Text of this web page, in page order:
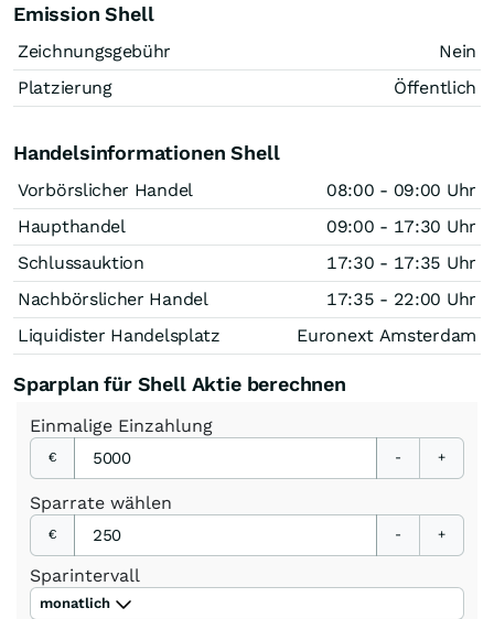
Emission Shell
Zeichnungsgebühr
Nein
Platzierung
Öffentlich
Handelsinformationen Shell
Vorbörslicher Handel
08:00 - 09:00 Uhr
Haupthandel
09:00 - 17:30 Uhr
Schlussauktion
17:30 - 17:35 Uhr
Nachbörslicher Handel
17:35 - 22:00 Uhr
Liquidister Handelsplatz
Euronext Amsterdam
Sparplan für Shell Aktie berechnen
Einmalige Einzahlung
€ - +
Sparrate wählen
€ - +
Sparintervall
monatlich